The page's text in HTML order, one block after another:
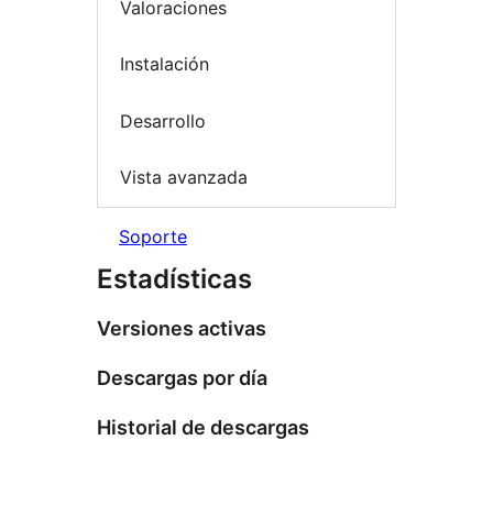
Valoraciones
Instalación
Desarrollo
Vista avanzada
Soporte
Estadísticas
Versiones activas
Descargas por día
Historial de descargas